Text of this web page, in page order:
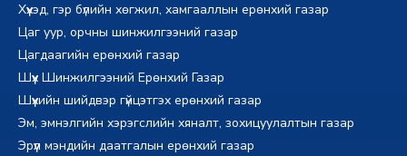
Хүүхэд, гэр бүлийн хөгжил, хамгааллын ерөнхий газар
Цаг уур, орчны шинжилгээний газар
Цагдаагийн ерөнхий газар
Шүүх Шинжилгээний Ерөнхий Газар
Шүүхийн шийдвэр гүйцэтгэх ерөнхий газар
Эм, эмнэлгийн хэрэгслийн хяналт, зохицуулалтын газар
Эрүүл мэндийн даатгалын ерөнхий газар